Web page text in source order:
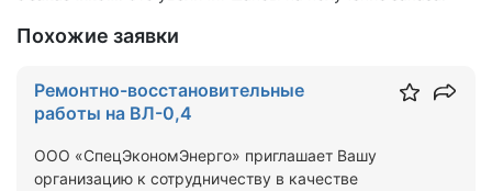
Похожие заявки
Ремонтно-восстановительные
работы на ВЛ-0,4
ООО «СпецЭкономЭнерго» приглашает Вашу
организацию к сотрудничеству в качестве